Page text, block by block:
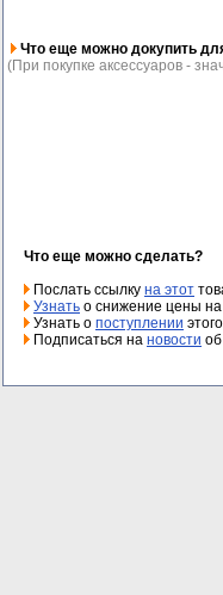
Что еще можно докупить
(При покупке аксессуаров -
Что еще можно сделать?
Послать ссылку на этот
Узнать о снижение цены на
Узнать о поступлении
Подписаться на новости